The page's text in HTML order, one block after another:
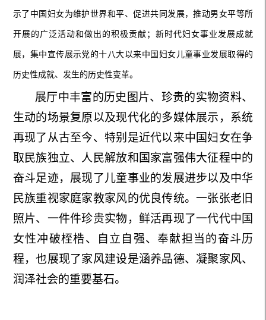
示了中国妇女为维护世界和平、促进共同发展，推动男女平等所
开展的广泛活动和做出的积极贡献；新时代妇女事业发展成就
展，集中宣传展示党的十八大以来中国妇女儿童事业发展取得的
历史性成就、发生的历史性变革。
展厅中丰富的历史图片、珍贵的实物资料、
生动的场景复原以及现代化的多媒体展示，系统
再现了从古至今、特别是近代以来中国妇女在争
取民族独立、人民解放和国家富强伟大征程中的
奋斗足迹，展现了儿童事业的发展进步以及中华
民族重视家庭家教家风的优良传统。一张张老旧
照片、一件件珍贵实物，鲜活再现了一代代中国
女性冲破桎梏、自立自强、奉献担当的奋斗历
程，也展现了家风建设是涵养品德、凝聚家风、
润泽社会的重要基石。